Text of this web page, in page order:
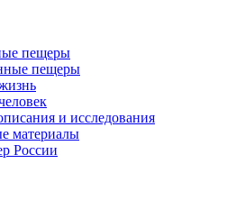
пещеры
пещеры
и исследования
материалы
России